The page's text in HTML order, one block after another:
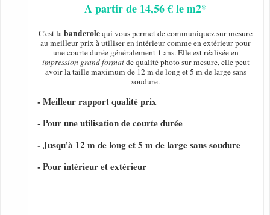
A partir de 14,56 € le m2*
C'est labanderolequi vous permet de communiquez sur mesure
au meilleur prix à utiliser en intérieur comme en extérieur pour
une courte durée généralement 1 ans. Elle est réalisée en
impression grand formatde qualité photo sur mesure, elle peut
avoir la taille maximum de 12 m de long et 5 m de large sans
soudure.
- Meilleur rapport qualité prix
- Pour une utilisation de courte durée
- Jusqu'à 12 m de long et 5 m de large sans soudure
- Pour intérieur et extérieur